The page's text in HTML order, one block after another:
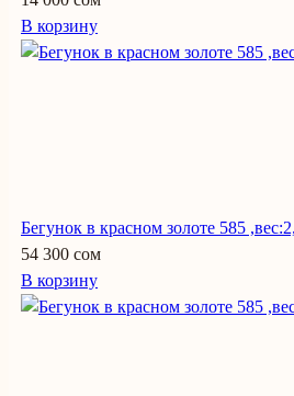
В корзину
Бегунок в красном золоте 585
54 300 сом
В корзину